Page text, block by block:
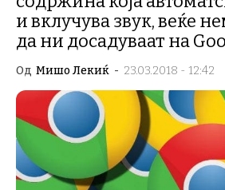
и вклучува звук, веќе
да ни досадуваат на
Од Мишо Лекиќ - 23.03.2018 - 12:42